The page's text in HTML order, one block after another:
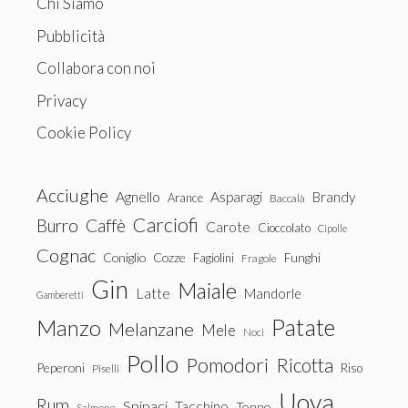
Pubblicità
Collabora con noi
Privacy
Cookie Policy
Acciughe Agnello Arance Asparagi Baccalà Brandy
Burro Caffè Carciofi Carote Cioccolato Cipolle
Cognac Coniglio Cozze Fagiolini Fragole Funghi
Gamberetti Gin Latte Maiale Mandorle
Manzo Melanzane Mele Noci Patate
Peperoni Piselli Pollo Pomodori Ricotta Riso